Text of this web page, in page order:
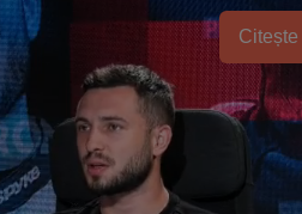
Citește